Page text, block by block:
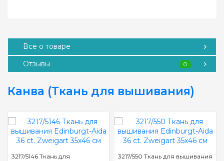
Все о товаре
Отзывы
0
Канва (Ткань для вышивания)
3217/5146 Ткань для
3217/550 Ткань для вышивания